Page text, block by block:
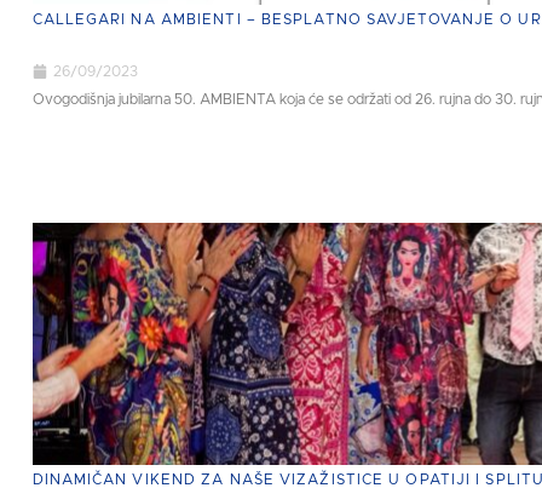
CALLEGARI NA AMBIENTI – BESPLATNO SAVJETOVANJE O
26/09/2023
Ovogodišnja jubilarna 50. AMBIENTA koja će se održati od 26. rujna do 30.
DINAMIČAN VIKEND ZA NAŠE VIZAŽISTICE U OPATIJI I